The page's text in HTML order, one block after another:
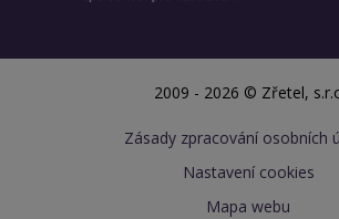
2009 - 2026 © Zřetel,
Zásady zpracování osobních
Nastavení cookies
Mapa webu